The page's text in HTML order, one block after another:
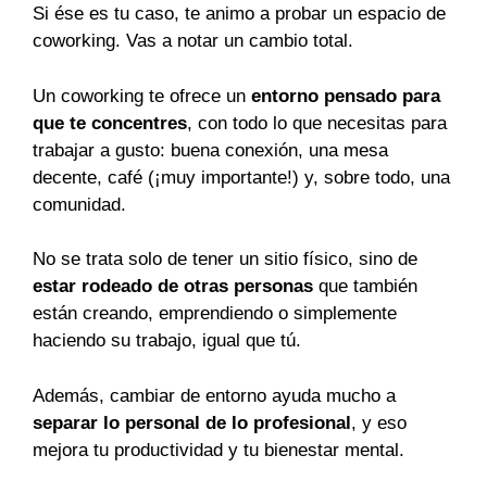
Si ése es tu caso, te animo a probar un espacio de
coworking. Vas a notar un cambio total.
Un coworking te ofrece un entorno pensado para
que te concentres, con todo lo que necesitas para
trabajar a gusto: buena conexión, una mesa
decente, café (¡muy importante!) y, sobre todo, una
comunidad.
No se trata solo de tener un sitio físico, sino de
estar rodeado de otras personas que también
están creando, emprendiendo o simplemente
haciendo su trabajo, igual que tú.
Además, cambiar de entorno ayuda mucho a
separar lo personal de lo profesional, y eso
mejora tu productividad y tu bienestar mental.